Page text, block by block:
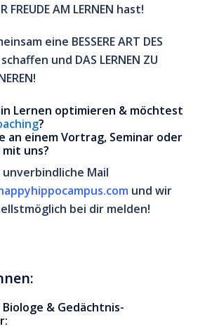
FREUDE AM LERNEN hast!
eine BESSERE ART DES
schaffen und DAS LERNEN ZU
Lernen optimieren & möchtest
?
an einem Vortrag, Seminar oder
uns?
unverbindliche Mail
und wir
bei dir melden!
Biologe & Gedächtnis-